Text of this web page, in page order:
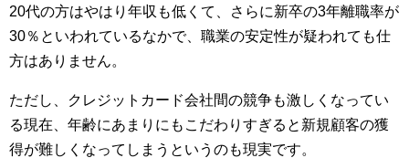
20代の方はやはり年収も低くて、さらに新卒の3年離職率が
30％といわれているなかで、職業の安定性が疑われても仕
方はありません。
ただし、クレジットカード会社間の競争も激しくなってい
る現在、年齢にあまりにもこだわりすぎると新規顧客の獲
得が難しくなってしまうというのも現実です。